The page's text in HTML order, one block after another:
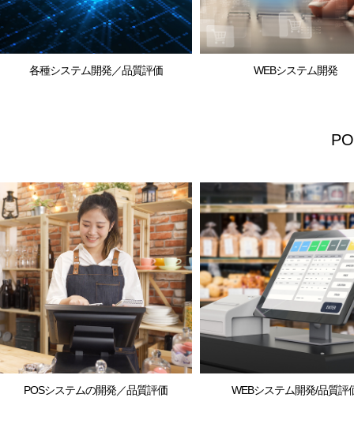
各種システム開発／品質評価 WEBシステム開発
POSシステムの開発／品質評価 WEBシステム開発/品質評